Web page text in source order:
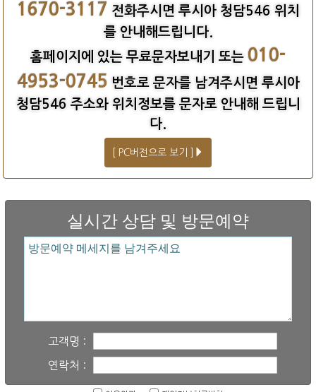
1670-3117 전화주시면 루시아 청담546 위치
를 안내해드립니다.
홈페이지에 있는 무료문자보내기 또는 010-
4953-0745 번호로 문자를 남겨주시면 루시아
청담546 주소와 위치정보를 문자로 안내해 드립니
다.
[ PC버전으로 보기 ]
실시간 상담 및 방문예약
고객명 :
연락처 :